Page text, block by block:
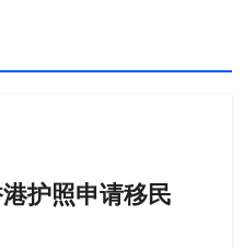
护照申请移民